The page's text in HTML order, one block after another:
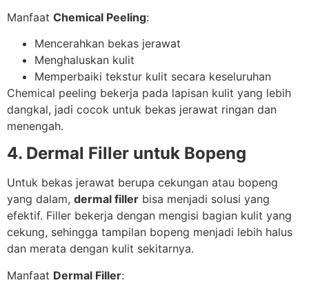
Manfaat Chemical Peeling:
Mencerahkan bekas jerawat
Menghaluskan kulit
Memperbaiki tekstur kulit secara keseluruhan
Chemical peeling bekerja pada lapisan kulit yang lebih
dangkal, jadi cocok untuk bekas jerawat ringan dan
menengah.
4. Dermal Filler untuk Bopeng
Untuk bekas jerawat berupa cekungan atau bopeng
yang dalam, dermal filler bisa menjadi solusi yang
efektif. Filler bekerja dengan mengisi bagian kulit yang
cekung, sehingga tampilan bopeng menjadi lebih halus
dan merata dengan kulit sekitarnya.
Manfaat Dermal Filler: